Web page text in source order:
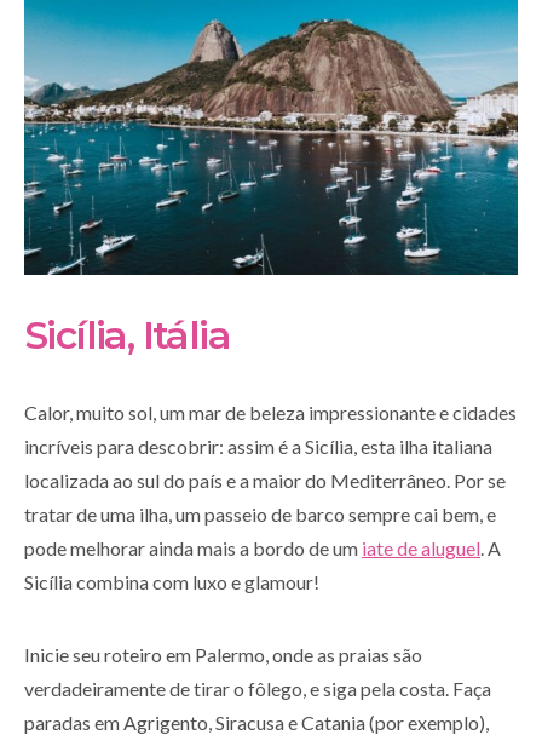
Sicília, Itália
Calor, muito sol, um mar de beleza impressionante e cidades
incríveis para descobrir: assim é a Sicília, esta ilha italiana
localizada ao sul do país e a maior do Mediterrâneo. Por se
tratar de uma ilha, um passeio de barco sempre cai bem, e
pode melhorar ainda mais a bordo de um iate de aluguel. A
Sicília combina com luxo e glamour!
Inicie seu roteiro em Palermo, onde as praias são
verdadeiramente de tirar o fôlego, e siga pela costa. Faça
paradas em Agrigento, Siracusa e Catania (por exemplo),